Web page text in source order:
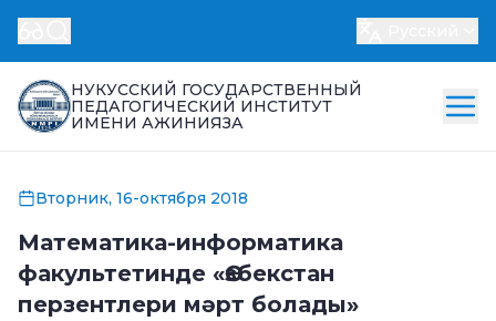
НУКУССКИЙ ГОСУДАРСТВЕННЫЙ
ПЕДАГОГИЧЕСКИЙ ИНСТИТУТ
ИМЕНИ АЖИНИЯЗА
Вторник, 16-октября 2018
Математика-информатика
факультетинде «Өзбекстан
перзентлери мәрт болады»